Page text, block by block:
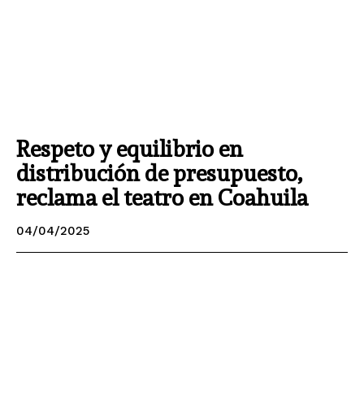
Respeto y equilibrio en
distribución de presupuesto,
reclama el teatro en Coahuila
04/04/2025